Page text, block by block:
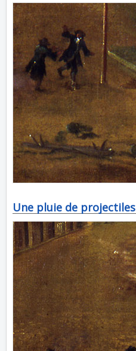
Une pluie de projectiles